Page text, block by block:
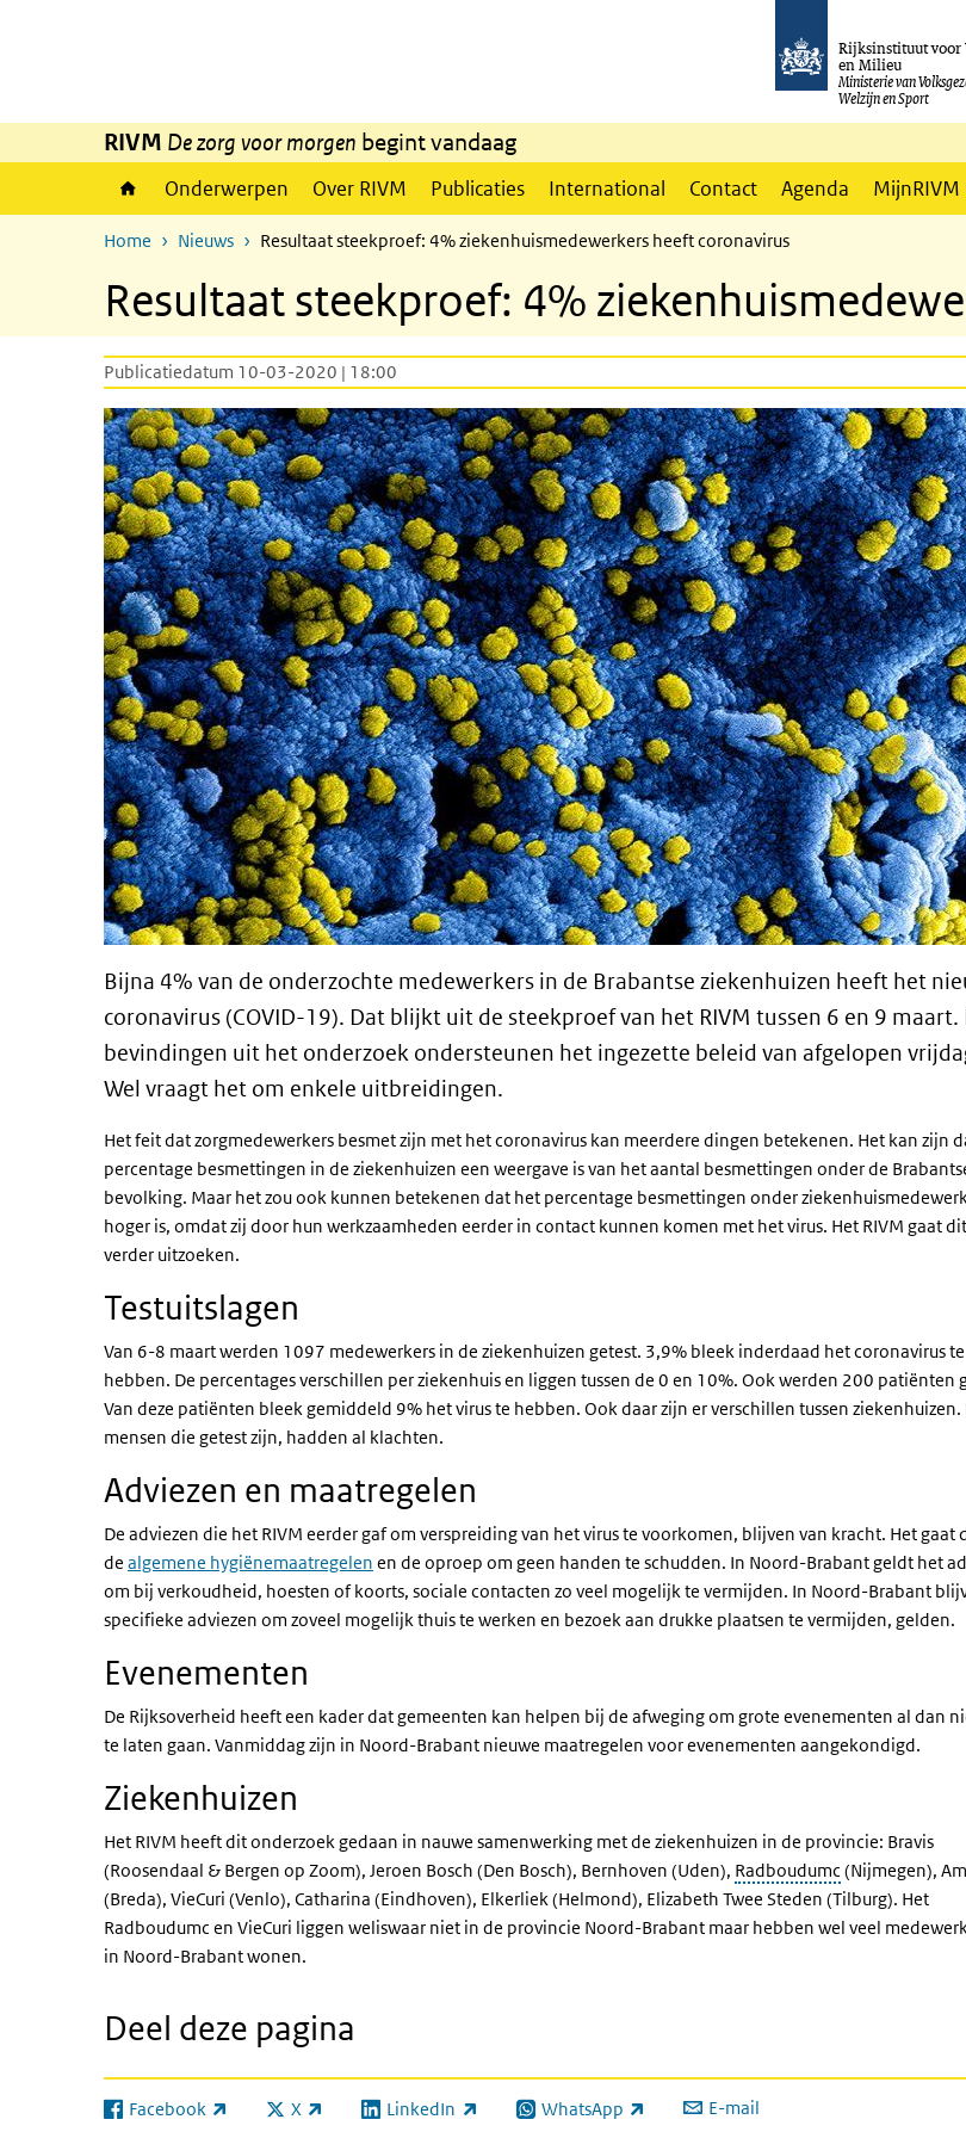
Rijksinstituut voor
en Milieu
Ministerie van
Welzijn en Sport
RIVM De zorg voor morgen begint vandaag
Onderwerpen Over RIVM Publicaties International Contact Agenda MijnRIVM
Home Nieuws Resultaat steekproef: 4% ziekenhuismedewerkers heeft coronavirus
Resultaat steekproef: 4%
Publicatiedatum 10-03-2020 | 18:00
Bijna 4% van de onderzochte medewerkers in de Brabantse ziekenhuizen heeft het
coronavirus (COVID-19). Dat blijkt uit de steekproef van het RIVM tussen 6 en 9 maart.
bevindingen uit het onderzoek ondersteunen het ingezette beleid van afgelopen
Wel vraagt het om enkele uitbreidingen.
Het feit dat zorgmedewerkers besmet zijn met het coronavirus kan meerdere dingen betekenen. Het kan zijn
percentage besmettingen in de ziekenhuizen een weergave is van het aantal besmettingen onder de
bevolking. Maar het zou ook kunnen betekenen dat het percentage besmettingen onder
hoger is, omdat zij door hun werkzaamheden eerder in contact kunnen komen met het virus. Het RIVM gaat
verder uitzoeken.
Testuitslagen
Van 6-8 maart werden 1097 medewerkers in de ziekenhuizen getest. 3,9% bleek inderdaad het coronavirus te
hebben. De percentages verschillen per ziekenhuis en liggen tussen de 0 en 10%. Ook werden 200 patiënten
Van deze patiënten bleek gemiddeld 9% het virus te hebben. Ook daar zijn er verschillen tussen ziekenhuizen.
mensen die getest zijn, hadden al klachten.
Adviezen en maatregelen
De adviezen die het RIVM eerder gaf om verspreiding van het virus te voorkomen, blijven van kracht. Het gaat
de algemene hygiënemaatregelen en de oproep om geen handen te schudden. In Noord-Brabant geldt het
om bij verkoudheid, hoesten of koorts, sociale contacten zo veel mogelijk te vermijden. In Noord-Brabant
specifieke adviezen om zoveel mogelijk thuis te werken en bezoek aan drukke plaatsen te vermijden, gelden.
Evenementen
De Rijksoverheid heeft een kader dat gemeenten kan helpen bij de afweging om grote evenementen al dan
te laten gaan. Vanmiddag zijn in Noord-Brabant nieuwe maatregelen voor evenementen aangekondigd.
Ziekenhuizen
Het RIVM heeft dit onderzoek gedaan in nauwe samenwerking met de ziekenhuizen in de provincie: Bravis
(Roosendaal & Bergen op Zoom), Jeroen Bosch (Den Bosch), Bernhoven (Uden), Radboudumc (Nijmegen),
(Breda), VieCuri (Venlo), Catharina (Eindhoven), Elkerliek (Helmond), Elizabeth Twee Steden (Tilburg). Het
Radboudumc en VieCuri liggen weliswaar niet in de provincie Noord-Brabant maar hebben wel veel
in Noord-Brabant wonen.
Deel deze pagina
Facebook
(externe link) X
(externe link) LinkedIn
(externe link) WhatsApp
(externe link) E-mail